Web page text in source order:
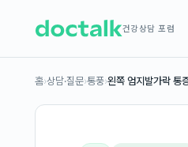
건강상담 포럼
홈›상담·질문›통풍›왼쪽 엄지발가락 통